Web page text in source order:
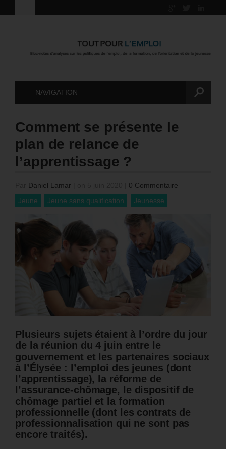
NAVIGATION
Comment se présente le
plan de relance de
l’apprentissage ?
Daniel Lamar
0 Commentaire
Jeune
Jeune sans qualification Jeunesse
Plusieurs sujets étaient à l’ordre du jour
de la réunion du 4 juin entre le
gouvernement et les partenaires sociaux
à l’Élysée : l’emploi des jeunes (dont
l’apprentissage), la réforme de
l’assurance-chômage, le dispositif de
chômage partiel et la formation
professionnelle (dont les contrats de
professionnalisation qui ne sont pas
encore traités).